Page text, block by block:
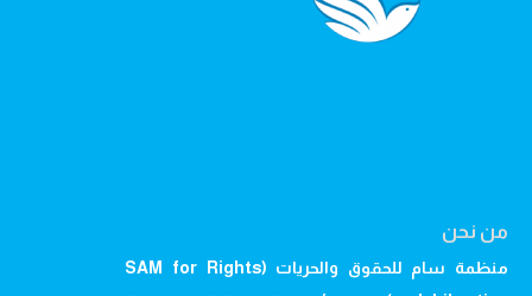
من نحن
منظمة سام للحقوق والحريات (SAM for Rights